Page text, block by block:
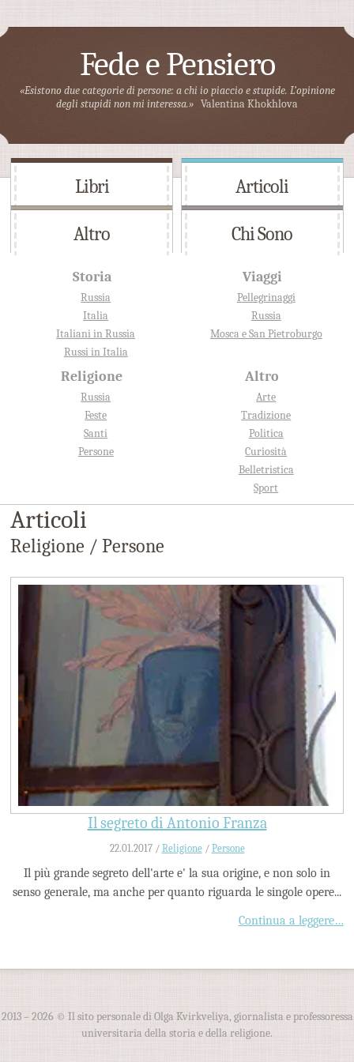
Fede e Pensiero
«Esistono due categorie di persone: a chi io piaccio e stupide. L’opinione
degli stupidi non mi interessa.» Valentina Khokhlova
Libri Articoli
Altro Chi Sono
Storia
Russia
Italia
Italiani in Russia
Russi in Italia
Viaggi
Pellegrinaggi
Russia
Mosca e San Pietroburgo
Religione
Russia
Feste
Santi
Persone
Altro
Arte
Tradizione
Politica
Curiosità
Belletristica
Sport
Articoli
Religione / Persone
Il segreto di Antonio Franza
22.01.2017 / Religione/ Persone
Il più grande segreto dell'arte e' la sua origine, e non solo in
senso generale, ma anche per quanto riguarda le singole opere...
Continua a leggere…
2013 – 2026 © Il sito personale di Olga Kvirkveliya, giornalista e professoressa
universitaria della storia e della religione.